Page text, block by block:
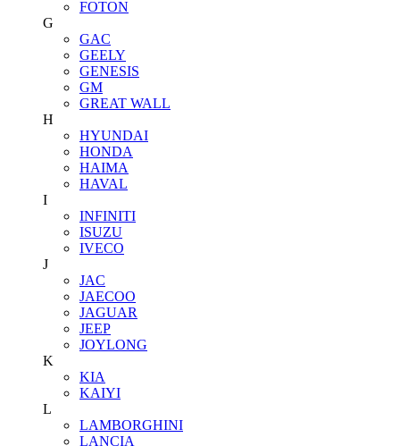
FOTON
G
GAC
GEELY
GENESIS
GM
GREAT WALL
H
HYUNDAI
HONDA
HAIMA
HAVAL
I
INFINITI
ISUZU
IVECO
J
JAC
JAECOO
JAGUAR
JEEP
JOYLONG
K
KIA
KAIYI
L
LAMBORGHINI
LANCIA